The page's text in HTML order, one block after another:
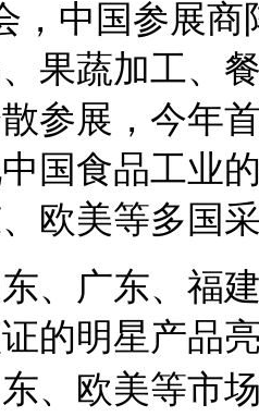
，中国参展
果蔬加工、
参展，今年
国食品工业
欧美等多国
、广东、福
的明星产品
、欧美等市